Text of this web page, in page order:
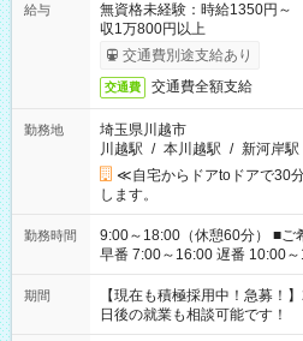
給与
無資格未経験：時給1350円
収1万800円以上
交通費別途支給あり
交通費 交通費全額支給
勤務地
埼玉県川越市
川越駅 / 本川越駅 / 新河岸駅
≪自宅からドアtoドアで30
します。
勤務時間
9:00～18:00（休憩60分） ■ご希望があれば下記シフトもOK！
早番 7:00～16:00 遅番 10:00～19:00 「家族と休み
い」 「余裕を持って夕飯の準
たくない」 など、ご希望を教えてくだ
の方へ 今ご覧のお仕事で希望
の勤務時間。 合計で週40時間
期間
【現在も積極採用中！急募
日後の就業も相談可能です！